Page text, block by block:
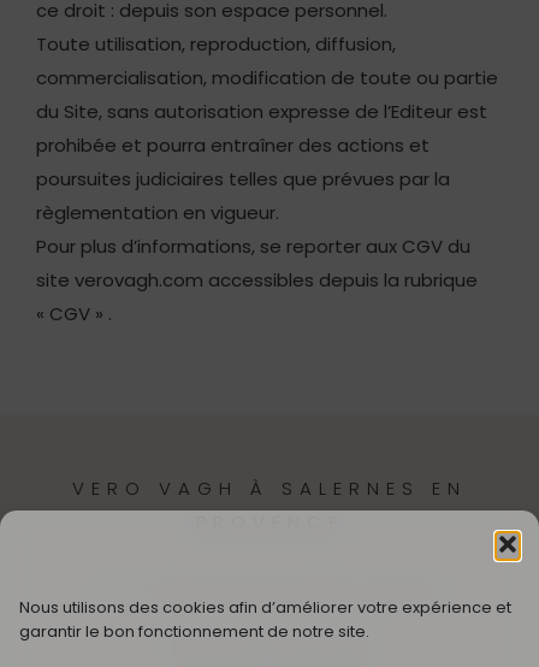
Nous utilisons des cookies afin d’améliorer votre expérience et
garantir le bon fonctionnement de notre site.
ce droit : depuis son espace personnel.
Toute utilisation, reproduction, diffusion,
commercialisation, modification de toute ou partie
du Site, sans autorisation expresse de l’Editeur est
prohibée et pourra entraîner des actions et
poursuites judiciaires telles que prévues par la
règlementation en vigueur.
Pour plus d’informations, se reporter aux CGV du
site verovagh.com accessibles depuis la rubrique
« CGV » .
VERO VAGH À SALERNES EN
SUIVEZ MON UNIVERS